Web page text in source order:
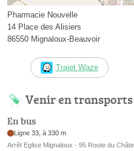
Pharmacie Nouvelle
14 Place des Alisiers
86550 Mignaloux-Beauvoir
Trajet Waze
Venir en
En bus
Ligne 33, à 330 m
Arrêt Eglise Mignaloux - 95 Route du